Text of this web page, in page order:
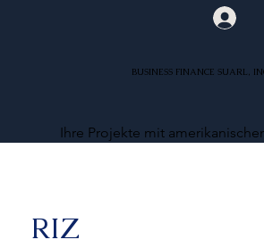
BUSINESS FINANCE SUARL,
Ihre Projekte mit
RIZ